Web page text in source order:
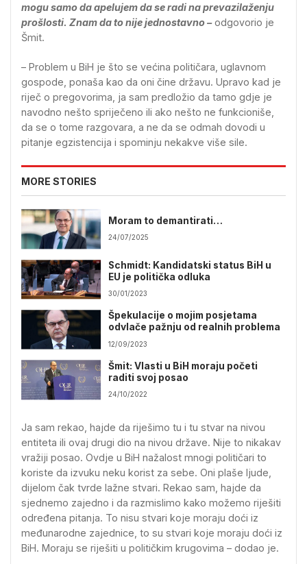
mogu samo da apelujem da se radi na prevazilaženju
prošlosti. Znam da to nije jednostavno –odgovorio je
Šmit.
– Problem u BiH je što se većina političara, uglavnom
gospode, ponaša kao da oni čine državu. Upravo kad je
riječ o pregovorima, ja sam predložio da tamo gdje je
navodno nešto spriječeno ili ako nešto ne funkcioniše,
da se o tome razgovara, a ne da se odmah dovodi u
pitanje egzistencija i spominju nekakve više sile.
MORE STORIES
Moram to demantirati…
24/07/2025
Schmidt: Kandidatski status BiH u
EU je politička odluka
30/01/2023
Špekulacije o mojim posjetama
odvlače pažnju od realnih problema
12/09/2023
Šmit: Vlasti u BiH moraju početi
raditi svoj posao
24/10/2022
Ja sam rekao, hajde da riješimo tu i tu stvar na nivou
entiteta ili ovaj drugi dio na nivou države. Nije to nikakav
vražiji posao. Ovdje u BiH nažalost mnogi političari to
koriste da izvuku neku korist za sebe. Oni plaše ljude,
dijelom čak tvrde lažne stvari. Rekao sam, hajde da
sjednemo zajedno i da razmislimo kako možemo riješiti
određena pitanja. To nisu stvari koje moraju doći iz
međunarodne zajednice, to su stvari koje moraju doći iz
BiH. Moraju se riješiti u političkim krugovima – dodao je.